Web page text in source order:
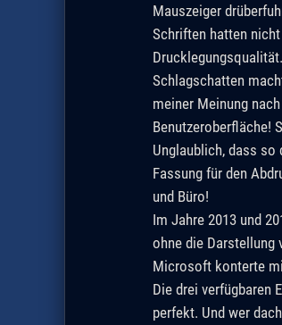
Mauszeiger
Schriften hatten
Drucklegungsqualität.
Schlagschatten
meiner Meinung
Benutzeroberfläche!
Unglaublich, dass so
Fassung für den
und Büro!
Im Jahre 2013 und
ohne die Darstellung
Microsoft konterte
Die drei verfügbaren
perfekt. Und wer